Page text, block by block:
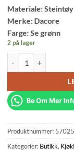
var:
kr 300.
Materiale: Steintøy
Merke: Dacore
Farge: Se grønn
2 på lager
Be Om Mer
Produktnummer:
Kategorier: Butikk,